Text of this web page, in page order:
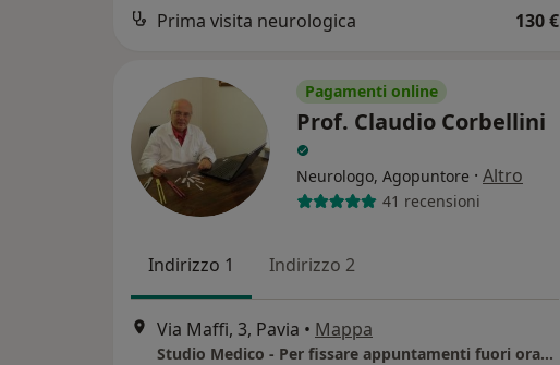
Prima visita neurologica 130 €
Pagamenti online
Prof. Claudio Corbellini
Neurologo, Agopuntore · Altro
41 recensioni
Indirizzo 1 Indirizzo 2
Via Maffi, 3, Pavia • Mappa
Studio Medico - Per fissare appuntamenti fuori orari si prega di contattarmi telefonicamente.